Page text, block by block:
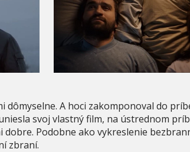
A hoci zakomponoval do
svoj vlastný film, na ústrednom
Podobne ako vykreslenie
zbraní.